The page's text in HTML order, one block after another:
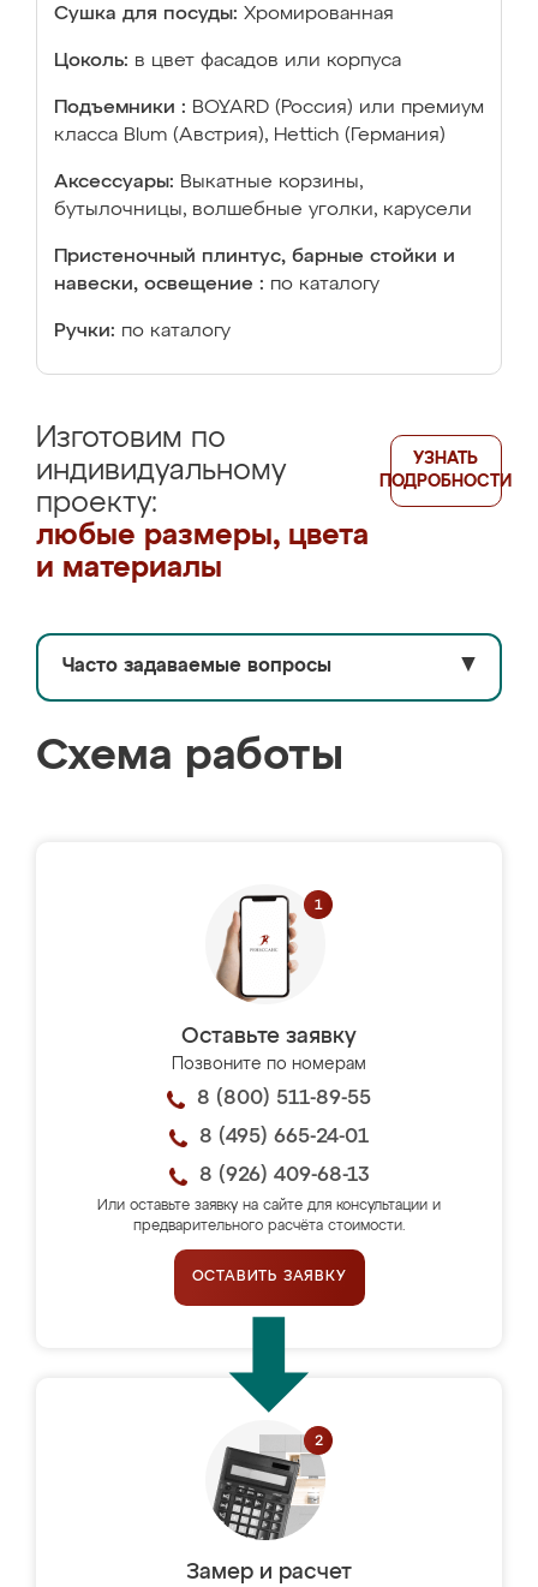
Сушка для посуды: Хромированная
Цоколь: в цвет фасадов или корпуса
Подъемники : BOYARD (Россия) или премиум
класса Blum (Австрия), Hettich (Германия)
Аксессуары: Выкатные корзины,
бутылочницы, волшебные уголки, карусели
Пристеночный плинтус, барные стойки и
навески, освещение : по каталогу
Ручки: по каталогу
Изготовим по
индивидуальному
проекту:
любые размеры, цвета
и материалы
УЗНАТЬ
ПОДРОБНОСТИ
Часто задаваемые вопросы ▼
Схема работы
Оставьте заявку
Позвоните по номерам
8 (800) 511-89-55
8 (495) 665-24-01
8 (926) 409-68-13
Или оставьте заявку на сайте для консультации и
предварительного расчёта стоимости.
ОСТАВИТЬ ЗАЯВКУ
Замер и расчет